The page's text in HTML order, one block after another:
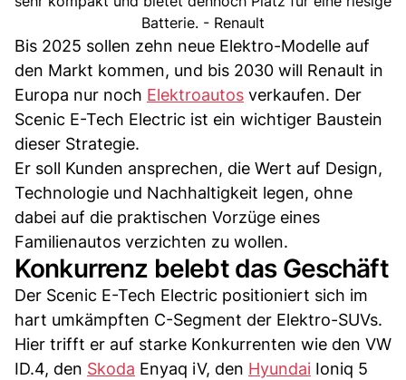
Batterie. - Renault
Bis 2025 sollen zehn neue Elektro-Modelle auf
den Markt kommen, und bis 2030 will Renault in
Europa nur noch Elektroautos verkaufen. Der
Scenic E-Tech Electric ist ein wichtiger Baustein
dieser Strategie.
Er soll Kunden ansprechen, die Wert auf Design,
Technologie und Nachhaltigkeit legen, ohne
dabei auf die praktischen Vorzüge eines
Familienautos verzichten zu wollen.
Konkurrenz belebt das Geschäft
Der Scenic E-Tech Electric positioniert sich im
hart umkämpften C-Segment der Elektro-SUVs.
Hier trifft er auf starke Konkurrenten wie den VW
ID.4, den Skoda Enyaq iV, den Hyundai Ioniq 5